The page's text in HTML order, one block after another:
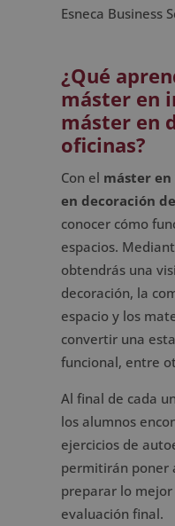
Esneca Business
¿Qué
máster en
máster en
oficinas?
Con el máster
en decoración
conocer cómo
espacios.
obtendrás una
decoración, la
espacio y los
convertir una
funcional, entre
Al final de cada
los alumnos
ejercicios de
permitirán poner
preparar lo
evaluación final.